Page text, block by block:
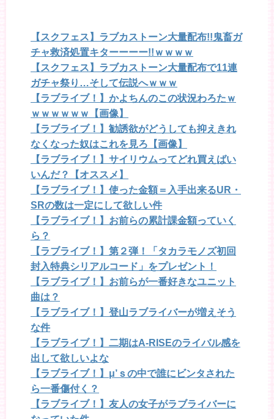
【スクフェス】ラブカストーン大量配布!!鬼畜ガ
チャ救済処置キターーーー!!ｗｗｗｗ
【スクフェス】ラブカストーン大量配布で11連
ガチャ祭り…そして伝説へｗｗｗ
【ラブライブ！】かよちんのこの状況わろたｗ
ｗｗｗｗｗｗ【画像】
【ラブライブ！】勧誘欲がどうしても抑えきれ
なくなった奴はこれを見ろ【画像】
【ラブライブ！】サイリウムってどれ買えばい
いんだ？【オススメ】
【ラブライブ！】使った金額＝入手出来るUR・
SRの数は一定にして欲しい件
【ラブライブ！】お前らの累計課金額っていく
ら？
【ラブライブ！】第２弾！「タカラモノズ初回
封入特典シリアルコード」をプレゼント！
【ラブライブ！】お前らが一番好きなユニット
曲は？
【ラブライブ！】登山ラブライバーが増えそう
な件
【ラブライブ！】二期はA-RISEのライバル感を
出して欲しいよな
【ラブライブ！】μ’ｓの中で誰にビンタされた
ら一番傷付く？
【ラブライブ！】友人の女子がラブライバーに